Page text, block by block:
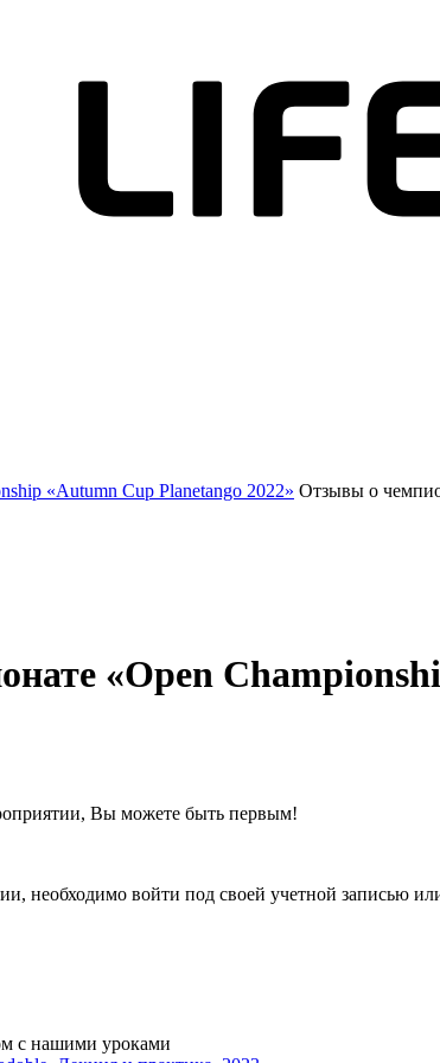
«Autumn Cup Planetango 2022» Отзывы о
«Open
Вы можете быть первым!
необходимо войти под своей учетной записью
с нашими уроками